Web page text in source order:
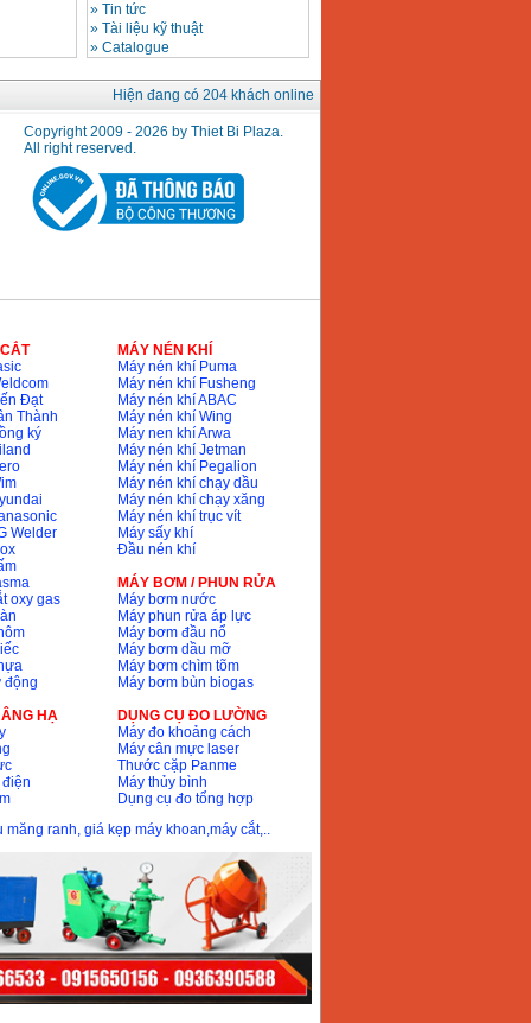
» Tin tức
» Tài liệu kỹ thuật
» Catalogue
Hiện đang có 204 khách online
Copyright 2009 - 2026 by Thiet Bi Plaza.
All right reserved.
Đạt
Thành
ký
Welder
oxy gas
động
HẠ
MÁY NÉN KHÍ
Máy nén khí Puma
Máy nén khí Fusheng
Máy nén khí ABAC
Máy nén khí Wing
Máy nen khí Arwa
Máy nén khí Jetman
Máy nén khí Pegalion
Máy nén khí chạy dầu
Máy nén khí chạy xăng
Máy nén khí trục vít
Máy sấy khí
Đầu nén khí
MÁY BƠM / PHUN RỬA
Máy bơm nước
Máy phun rửa áp lực
Máy bơm đầu nổ
Máy bơm dầu mỡ
Máy bơm chìm tõm
Máy bơm bùn biogas
DỤNG CỤ ĐO LƯỜNG
Máy đo khoảng cách
Máy cân mực laser
Thước cặp Panme
Máy thủy bình
Dụng cụ đo tổng hợp
măng ranh, giá kẹp máy khoan,máy cắt,..